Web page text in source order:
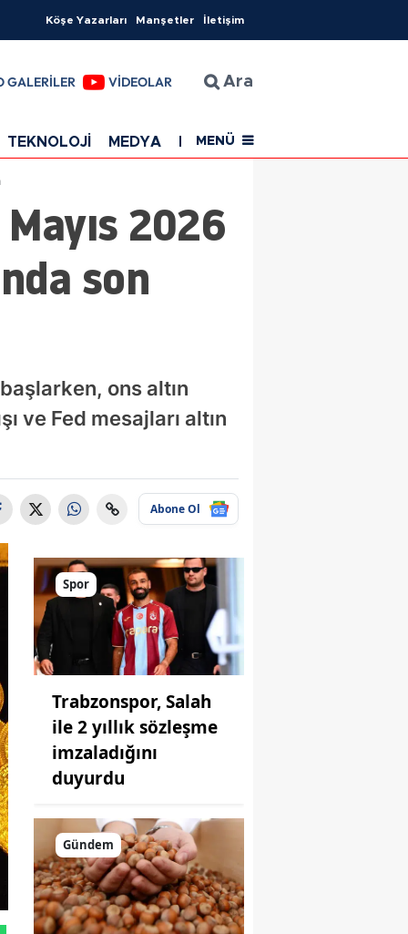
Köşe Yazarları Manşetler İletişim
GALERİLER VİDEOLAR Ara
TEKNOLOJİ MEDYA EĞİTİM SAĞLIK
MENÜ
2026
son
ons altın
ve Fed mesajları altın
Abone Ol
Spor
Trabzonspor, Salah
ile 2 yıllık sözleşme
imzaladığını
duyurdu
Gündem